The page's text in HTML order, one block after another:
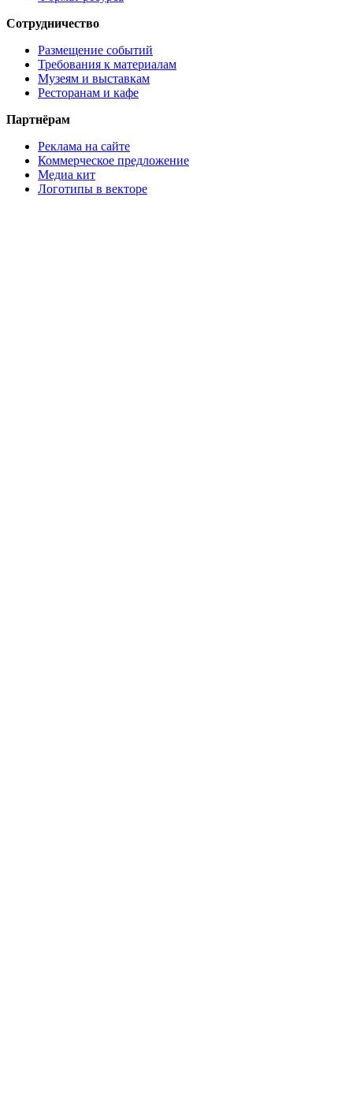
Сотрудничество
Размещение событий
Требования к материалам
Музеям и выставкам
Ресторанам и кафе
Партнёрам
Реклама на сайте
Коммерческое предложение
Медиа кит
Логотипы в векторе